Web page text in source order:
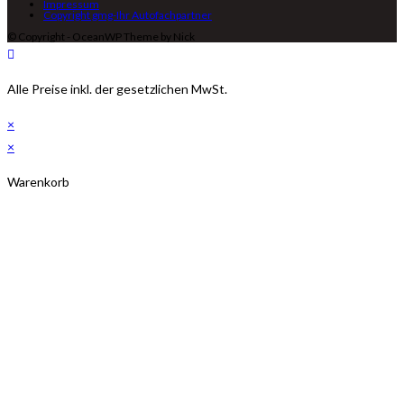
Impressum
Copyright gmg-Ihr Autofachpartner
© Copyright - OceanWP Theme by Nick
Alle Preise inkl. der gesetzlichen MwSt.
×
×
Warenkorb